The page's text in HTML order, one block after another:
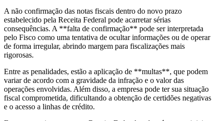
A não confirmação das notas fiscais dentro do novo prazo
estabelecido pela Receita Federal pode acarretar sérias
consequências. A **falta de confirmação** pode ser interpretada
pelo Fisco como uma tentativa de ocultar informações ou de operar
de forma irregular, abrindo margem para fiscalizações mais
rigorosas.
Entre as penalidades, estão a aplicação de **multas**, que podem
variar de acordo com a gravidade da infração e o valor das
operações envolvidas. Além disso, a empresa pode ter sua situação
fiscal comprometida, dificultando a obtenção de certidões negativas
e o acesso a linhas de crédito.